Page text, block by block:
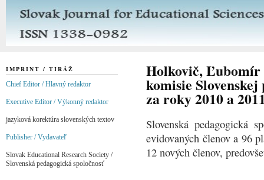
Holkovič, Ľubomír
komisie
za roky 2010 a
Slovenská pedagogická
evidovaných členov a 96
12 nových členov,
IMPRINT / TIRÁŽ
Chief Editor / Hlavný redaktor
Executive Editor / Výkonný redaktor
jazyková korektúra slovenských textov
Publisher / Vydavateľ
Slovak Educational Research Society /
Slovenská pedagogická spoločnosť